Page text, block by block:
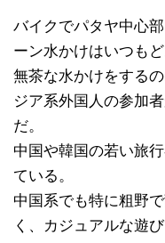
バイクでパタヤ中心
ーン水かけはいつもど
無茶な水かけをする
ジア系外国人の参加
だ。
中国や韓国の若い旅
ている。
中国系でも特に粗野
く、カジュアルな遊